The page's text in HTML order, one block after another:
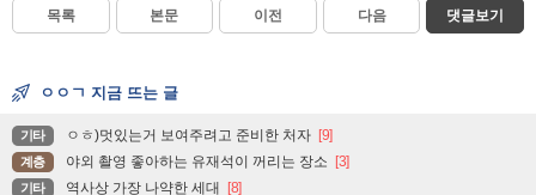
목록 본문 이전 다음 댓글보기
ㅇㅇㄱ 지금 뜨는 글
기타 ㅇㅎ)멋있는거 보여주려고 준비한 처자 [9]
계층 야외 촬영 좋아하는 유재석이 꺼리는 장소 [3]
기타 역사상 가장 나약한 세대 [8]